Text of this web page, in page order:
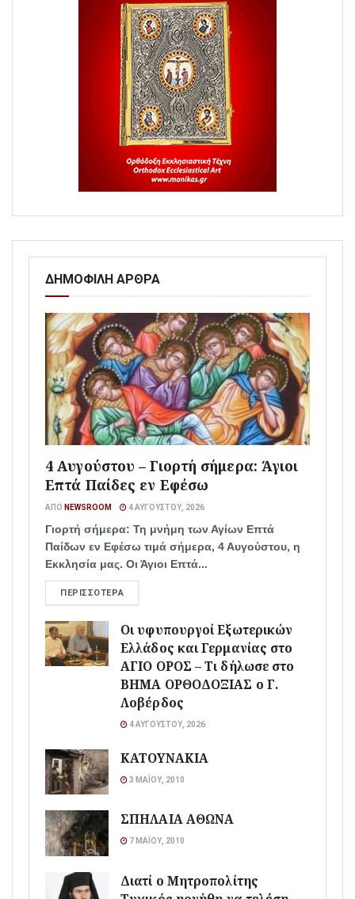
ΔΗΜΟΦΙΛΗ ΑΡΘΡΑ
4 Αυγούστου – Γιορτή σήμερα: Άγιοι
Επτά Παίδες εν Εφέσω
ΑΠΌ NEWSROOM 4 ΑΥΓΟΎΣΤΟΥ, 2026
Γιορτή σήμερα: Τη μνήμη των Αγίων Επτά
Παίδων εν Εφέσω τιμά σήμερα, 4 Αυγούστου, η
Εκκλησία μας. Οι Άγιοι Επτά...
ΠΕΡΙΣΣΌΤΕΡΑ
Οι υφυπουργοί Εξωτερικών
Ελλάδος και Γερμανίας στο
ΑΓΙΟ ΟΡΟΣ – Τι δήλωσε στο
ΒΗΜΑ ΟΡΘΟΔΟΞΙΑΣ ο Γ.
Λοβέρδος
4 ΑΥΓΟΎΣΤΟΥ, 2026
ΚΑΤΟΥΝΑΚΙΑ
3 ΜΑΪ́ΟΥ, 2010
ΣΠΗΛΑΙΑ ΑΘΩΝΑ
7 ΜΑΪ́ΟΥ, 2010
Διατί ο Μητροπολίτης